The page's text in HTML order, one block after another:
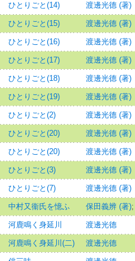
ひとりごと(14) 渡邊光德 (著)
ひとりごと(15) 渡邊光德 (著)
ひとりごと(16) 渡邊光德 (著)
ひとりごと(17) 渡邊光德 (著)
ひとりごと(18) 渡邊光德 (著)
ひとりごと(19) 渡邊光德 (著)
ひとりごと(2) 渡邊光德 (著)
ひとりごと(20) 渡邊光德 (著)
ひとりごと(20) 渡邊光德 (著)
ひとりごと(3) 渡邊光德 (著)
ひとりごと(7) 渡邊光德 (著)
中村又衞氏を憶ふ 保田義辨 (著);
河鹿鳴く身延川 渡邊光德
河鹿鳴く身延川(二) 渡邊光德